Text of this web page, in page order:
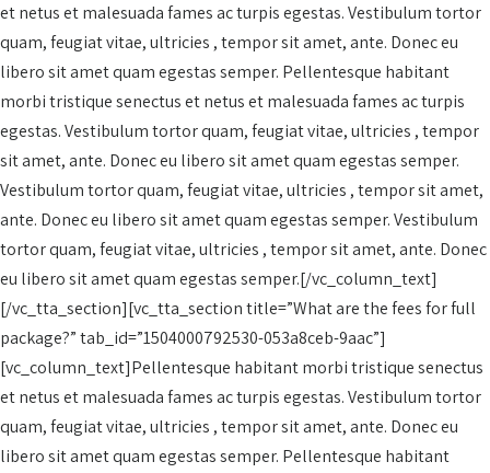
et netus et malesuada fames ac turpis egestas. Vestibulum tortor
quam, feugiat vitae, ultricies , tempor sit amet, ante. Donec eu
libero sit amet quam egestas semper. Pellentesque habitant
morbi tristique senectus et netus et malesuada fames ac turpis
egestas. Vestibulum tortor quam, feugiat vitae, ultricies , tempor
sit amet, ante. Donec eu libero sit amet quam egestas semper.
Vestibulum tortor quam, feugiat vitae, ultricies , tempor sit amet,
ante. Donec eu libero sit amet quam egestas semper. Vestibulum
tortor quam, feugiat vitae, ultricies , tempor sit amet, ante. Donec
eu libero sit amet quam egestas semper.[/vc_column_text]
[/vc_tta_section][vc_tta_section title=”What are the fees for full
package?” tab_id=”1504000792530-053a8ceb-9aac”]
[vc_column_text]Pellentesque habitant morbi tristique senectus
et netus et malesuada fames ac turpis egestas. Vestibulum tortor
quam, feugiat vitae, ultricies , tempor sit amet, ante. Donec eu
libero sit amet quam egestas semper. Pellentesque habitant